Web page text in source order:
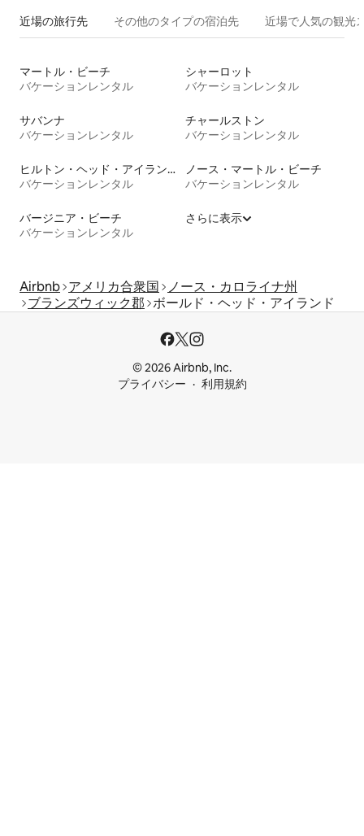
近場の旅行先 その他のタ⁠イ⁠プ⁠の宿⁠泊⁠先 近場で人気の観光
マートル・ビーチ
バケーションレンタル
シャーロット
バケーションレンタル
サバンナ
バケーションレンタル
チャールストン
バケーションレンタル
ヒルトン・ヘッド・アイランド
バケーションレンタル
ノース・マートル・ビーチ
バケーションレンタル
バージニア・ビーチ
バケーションレンタル
さらに表示
Airbnb アメリカ合衆国
ノース・カロライナ州
ブランズウィック郡 ボールド・ヘッド・アイランド
© 2026 Airbnb, Inc.
プライバシー
利用規約